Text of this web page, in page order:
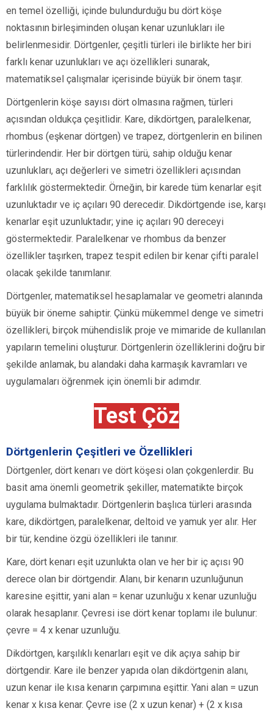
en temel özelliği, içinde bulundurduğu bu dört köşe
noktasının birleşiminden oluşan kenar uzunlukları ile
belirlenmesidir. Dörtgenler, çeşitli türleri ile birlikte her biri
farklı kenar uzunlukları ve açı özellikleri sunarak,
matematiksel çalışmalar içerisinde büyük bir önem taşır.
Dörtgenlerin köşe sayısı dört olmasına rağmen, türleri
açısından oldukça çeşitlidir. Kare, dikdörtgen, paralelkenar,
rhombus (eşkenar dörtgen) ve trapez, dörtgenlerin en bilinen
türlerindendir. Her bir dörtgen türü, sahip olduğu kenar
uzunlukları, açı değerleri ve simetri özellikleri açısından
farklılık göstermektedir. Örneğin, bir karede tüm kenarlar eşit
uzunluktadır ve iç açıları 90 derecedir. Dikdörtgende ise, karşı
kenarlar eşit uzunluktadır; yine iç açıları 90 dereceyi
göstermektedir. Paralelkenar ve rhombus da benzer
özellikler taşırken, trapez tespit edilen bir kenar çifti paralel
olacak şekilde tanımlanır.
Dörtgenler, matematiksel hesaplamalar ve geometri alanında
büyük bir öneme sahiptir. Çünkü mükemmel denge ve simetri
özellikleri, birçok mühendislik proje ve mimaride de kullanılan
yapıların temelini oluşturur. Dörtgenlerin özelliklerini doğru bir
şekilde anlamak, bu alandaki daha karmaşık kavramları ve
uygulamaları öğrenmek için önemli bir adımdır.
Test Çöz
Dörtgenlerin Çeşitleri ve Özellikleri
Dörtgenler, dört kenarı ve dört köşesi olan çokgenlerdir. Bu
basit ama önemli geometrik şekiller, matematikte birçok
uygulama bulmaktadır. Dörtgenlerin başlıca türleri arasında
kare, dikdörtgen, paralelkenar, deltoid ve yamuk yer alır. Her
bir tür, kendine özgü özellikleri ile tanınır.
Kare, dört kenarı eşit uzunlukta olan ve her bir iç açısı 90
derece olan bir dörtgendir. Alanı, bir kenarın uzunluğunun
karesine eşittir, yani alan = kenar uzunluğu x kenar uzunluğu
olarak hesaplanır. Çevresi ise dört kenar toplamı ile bulunur:
çevre = 4 x kenar uzunluğu.
Dikdörtgen, karşılıklı kenarları eşit ve dik açıya sahip bir
dörtgendir. Kare ile benzer yapıda olan dikdörtgenin alanı,
uzun kenar ile kısa kenarın çarpımına eşittir. Yani alan = uzun
kenar x kısa kenar. Çevre ise (2 x uzun kenar) + (2 x kısa